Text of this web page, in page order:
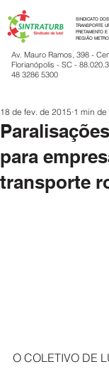
SINDICATO
TRANSPORTE
FRETAMENTO
REGIÃO
Av. Mauro Ramos, 398 -
Florianópolis - SC -
48 3286 5300
para
transporte
18 de fev. de 2015 1 min
O COLETIVO DE